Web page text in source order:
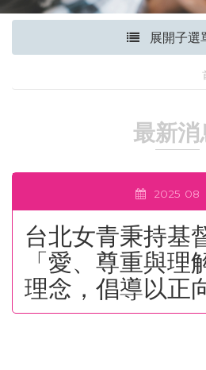
展開子選
最新消
2025 08
台北女青秉持基
「愛、尊重與理
理念，倡導以正